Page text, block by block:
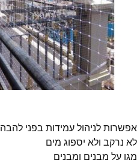
אפשרות לניהול עמידות בפני להבה
לא נרקב ולא יספוג מים
מגן על מבנים ומבנים